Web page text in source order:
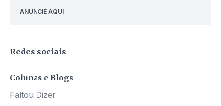
ANUNCIE AQUI
Redes sociais
Colunas e Blogs
Faltou Dizer